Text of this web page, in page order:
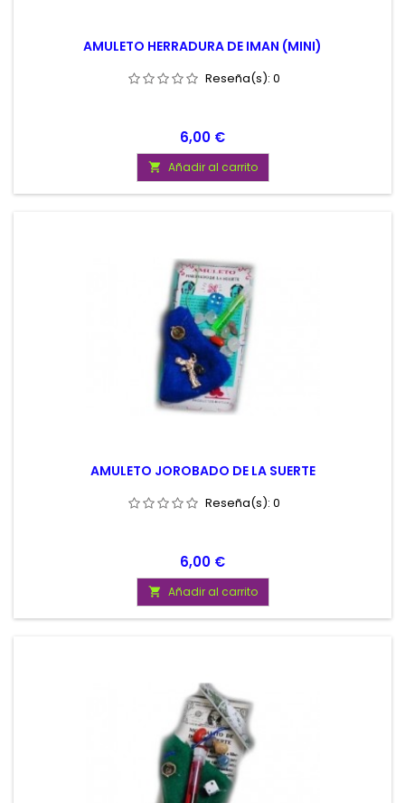
AMULETO HERRADURA DE IMAN (MINI)
Reseña(s): 0
Precio
6,00 €
 Añadir al carrito
AMULETO JOROBADO DE LA SUERTE
Reseña(s): 0
Precio
6,00 €
 Añadir al carrito